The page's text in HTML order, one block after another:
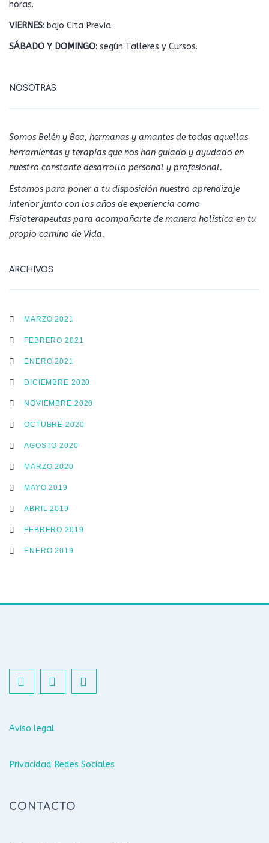
horas.
VIERNES: bajo Cita Previa.
SÁBADO Y DOMINGO: según Talleres y Cursos.
NOSOTRAS
Somos Belén y Bea, hermanas y amantes de todas aquellas
herramientas y terapias que nos han guiado y ayudado en
nuestro constante desarrollo personal y profesional.
Estamos para poner a tu disposición nuestro aprendizaje
interior junto con los años de experiencia como
Fisioterapeutas para acompañarte de manera holística en tu
propio camino de Vida.
ARCHIVOS
MARZO 2021
FEBRERO 2021
ENERO 2021
DICIEMBRE 2020
NOVIEMBRE 2020
OCTUBRE 2020
AGOSTO 2020
MARZO 2020
MAYO 2019
ABRIL 2019
FEBRERO 2019
ENERO 2019
Aviso legal
Privacidad Redes Sociales
CONTACTO